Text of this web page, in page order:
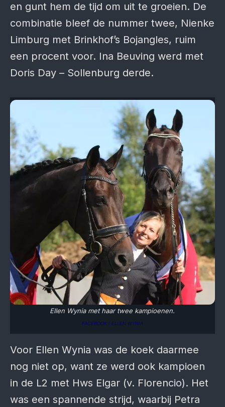
en gunt hem de tijd om uit te groeien. De
combinatie bleef de nummer twee, Nienke
Limburg met Brinkhof’s Bojangles, ruim
een procent voor. Ina Beuving werd met
Doris Day – Sollenburg derde.
Ellen Wynia met haar twee kampioenen.
FACEBOOK / ELLEN WYNIA
Voor Ellen Wynia was de koek daarmee
nog niet op, want ze werd ook kampioen
in de L2 met Hws Elgar (v. Florencio). Het
was een spannende strijd, waarbij Petra